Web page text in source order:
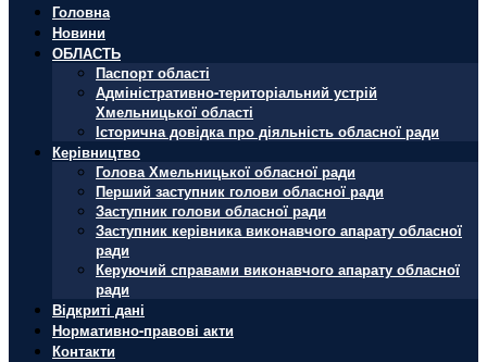
Головна
Новини
ОБЛАСТЬ
Паспорт області
Адміністративно-територіальний устрій
Хмельницької області
Історична довідка про діяльність обласної ради
Керівництво
Голова Хмельницької обласної ради
Перший заступник голови обласної ради
Заступник голови обласної ради
Заступник керівника виконавчого апарату обласної
ради
Керуючий справами виконавчого апарату обласної
ради
Відкриті дані
Нормативно-правові акти
Контакти